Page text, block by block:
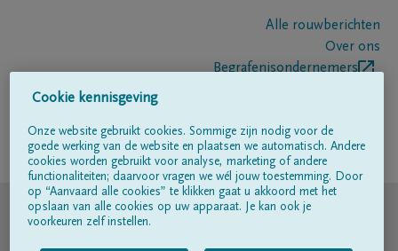
Alle rouwberichten
Over ons
Begrafenisondernemers
Volg ons op
© DELA
Cookie kennisgeving
Onze website gebruikt cookies. Sommige zijn nodig voor de
goede werking van de website en plaatsen we automatisch. Andere
cookies worden gebruikt voor analyse, marketing of andere
functionaliteiten; daarvoor vragen we wél jouw toestemming. Door
op “Aanvaard alle cookies” te klikken gaat u akkoord met het
opslaan van alle cookies op uw apparaat. Je kan ook je
voorkeuren zelf instellen.